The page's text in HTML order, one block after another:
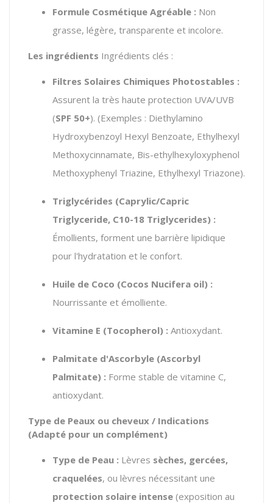
Formule Cosmétique Agréable : Non
grasse, légère, transparente et incolore.
Les ingrédients Ingrédients clés :
Filtres Solaires Chimiques Photostables :
Assurent la très haute protection UVA/UVB
(SPF 50+). (Exemples : Diethylamino
Hydroxybenzoyl Hexyl Benzoate, Ethylhexyl
Methoxycinnamate, Bis-ethylhexyloxyphenol
Methoxyphenyl Triazine, Ethylhexyl Triazone).
Triglycérides (Caprylic/Capric
Triglyceride, C10-18 Triglycerides) :
Émollients, forment une barrière lipidique
pour l'hydratation et le confort.
Huile de Coco (Cocos Nucifera oil) :
Nourrissante et émolliente.
Vitamine E (Tocopherol) : Antioxydant.
Palmitate d'Ascorbyle (Ascorbyl
Palmitate) : Forme stable de vitamine C,
antioxydant.
Type de Peaux ou cheveux / Indications
(Adapté pour un complément)
Type de Peau : Lèvres sèches, gercées,
craquelées, ou lèvres nécessitant une
protection solaire intense (exposition au